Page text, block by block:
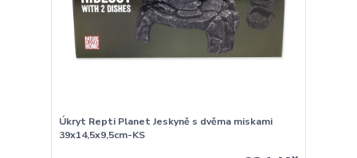
Úkryt Repti Planet Jeskyně s dvěma miskami
39x14,5x9,5cm-KS